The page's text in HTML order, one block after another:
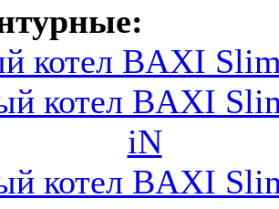
котел BAXI
котел BAXI
iN
котел BAXI